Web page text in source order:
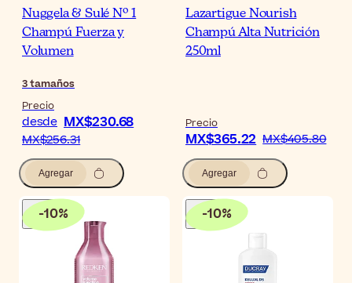
Nuggela & Sulé Nº 1
Champú Fuerza y
Volumen
3tamaños
Precio
desde MX$230.68
MX$256.31
Agregar
Lazartigue Nourish
Champú Alta Nutrición
250ml
Precio
MX$365.22 MX$405.80
Agregar
-10% -10%